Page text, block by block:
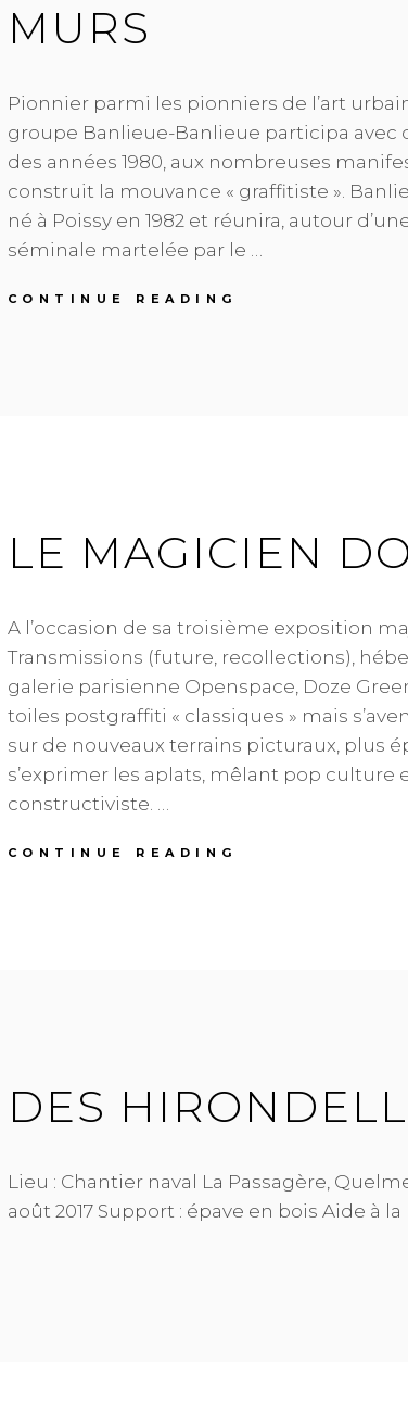
MURS
Pionnier parmi les pionniers de l’art
groupe Banlieue-Banlieue participa avec
des années 1980, aux nombreuses
construit la mouvance « graffitiste ».
né à Poissy en 1982 et réunira, autour
séminale martelée par le …
CONTINUE READING
LE MAGICIEN
A l’occasion de sa troisième exposition
Transmissions (future, recollections),
galerie parisienne Openspace, Doze
toiles postgraffiti « classiques » mais
sur de nouveaux terrains picturaux, plus
s’exprimer les aplats, mêlant pop culture
constructiviste. …
CONTINUE READING
DES
Lieu : Chantier naval La Passagère,
août 2017 Support : épave en bois Aide à